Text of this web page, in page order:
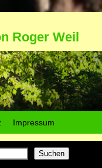
Roger Weil
Impressum
Suchen